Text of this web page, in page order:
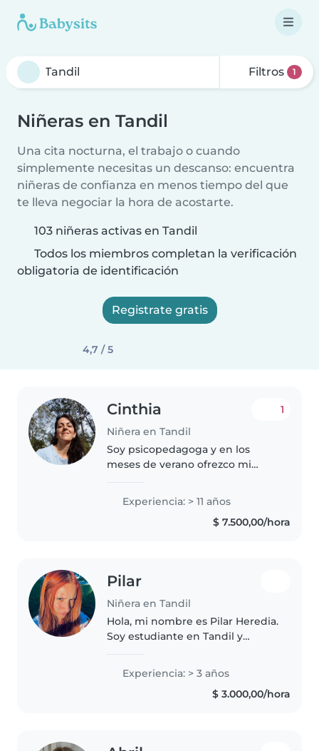
Filtros 1
Niñeras en Tandil
Una cita nocturna, el trabajo o cuando
simplemente necesitas un descanso: encuentra
niñeras de confianza en menos tiempo del que
te lleva negociar la hora de acostarte.
103 niñeras activas en Tandil
Todos los miembros completan la verificación
obligatoria de identificación
Registrate gratis
4,7 / 5
Cinthia
Niñera en Tandil
1
Soy psicopedagoga y en los
meses de verano ofrezco mi
pedagogica. formada en
psicopedagogia, con vocación
por el acompañamiento
Experiencia: > 11 años
$ 7.500,00/hora
Pilar
Niñera en Tandil
Hola, mi nombre es Pilar Heredia.
Soy estudiante en Tandil y
mañana, por lo que cuento con
disponibilidad al mediodía, por..
Experiencia: > 3 años
$ 3.000,00/hora